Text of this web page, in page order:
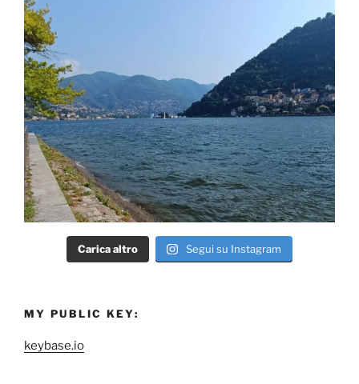
Carica altro Segui su Instagram
MY PUBLIC KEY:
keybase.io